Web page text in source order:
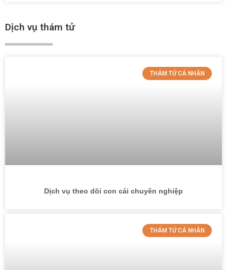
Dịch vụ thám tử
THÁM TỬ CÁ NHÂN
Dịch vụ theo dõi con cái chuyên nghiệp
THÁM TỬ CÁ NHÂN